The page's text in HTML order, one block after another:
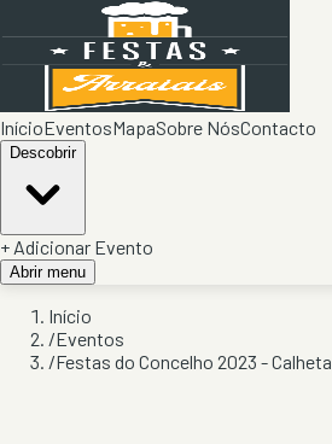
InícioEventosMapaSobre NósContacto
Descobrir
+ Adicionar Evento
Abrir menu
Início
/Eventos
/Festas do Concelho 2023 - Calheta